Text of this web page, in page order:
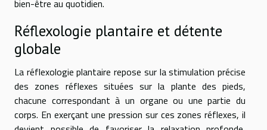
bien-être au quotidien.
Réflexologie plantaire et détente
globale
La réflexologie plantaire repose sur la stimulation précise
des zones réflexes situées sur la plante des pieds,
chacune correspondant à un organe ou une partie du
corps. En exerçant une pression sur ces zones réflexes, il